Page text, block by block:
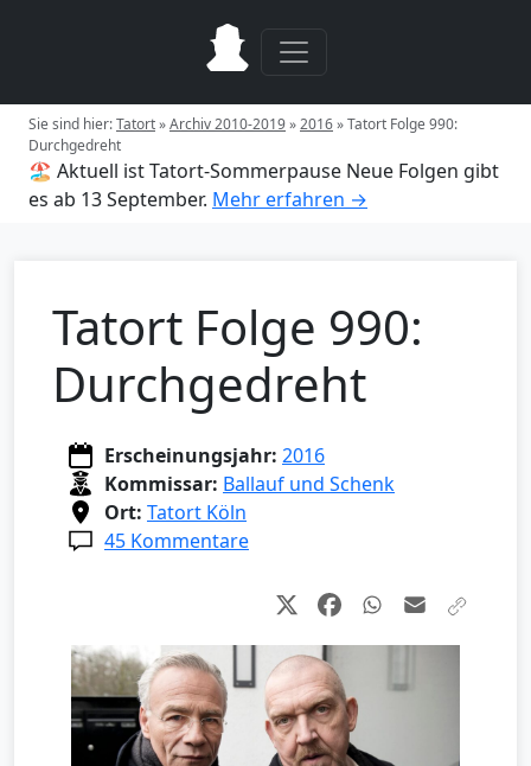
Sie sind hier:Tatort»Archiv 2010-2019»2016»Tatort Folge 990:
Durchgedreht
🏖️ Aktuell ist Tatort-Sommerpause Neue Folgen gibt
es ab 13 September. Mehr erfahren →
Tatort Folge 990:
Durchgedreht
Erscheinungsjahr: 2016
Kommissar: Ballauf und Schenk
Ort: Tatort Köln
45 Kommentare